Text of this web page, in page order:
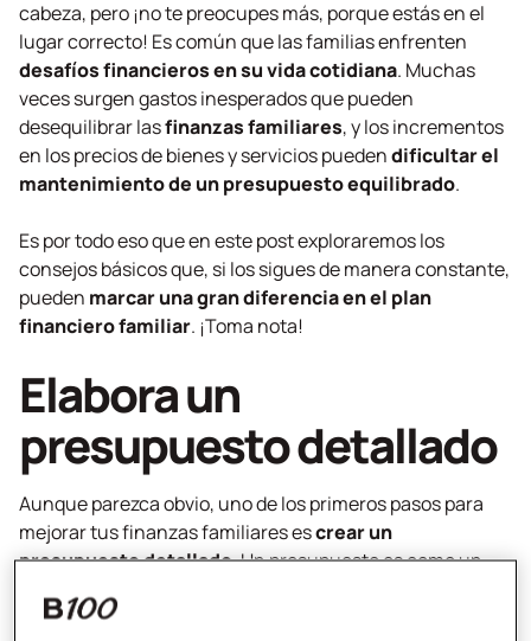
cabeza, pero ¡no te preocupes más, porque estás en el
lugar correcto! Es común que las familias enfrenten
desafíos financieros en su vida cotidiana. Muchas
veces surgen gastos inesperados que pueden
desequilibrar lasfinanzas familiares, y los incrementos
en los precios de bienes y servicios puedendificultar el
mantenimiento de un presupuesto equilibrado.
Es por todo eso que en este post exploraremos los
consejos básicos que, si los sigues de manera constante,
pueden marcar una gran diferencia en el plan
financiero familiar. ¡Toma nota!
Elabora un
presupuesto detallado
Aunque parezca obvio, uno de los primeros pasos para
mejorar tus finanzas familiares escrear un
presupuesto detallado. Un presupuesto es como un
dinero cada mes. Para crearlo,